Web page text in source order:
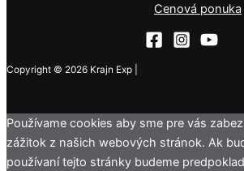
Cenová ponuka
Copyright © 2026 Krajn Exp |
Používame cookies aby sme pre vás
zážitok z našich webových stránok. Ak
používaní tejto stránky budeme